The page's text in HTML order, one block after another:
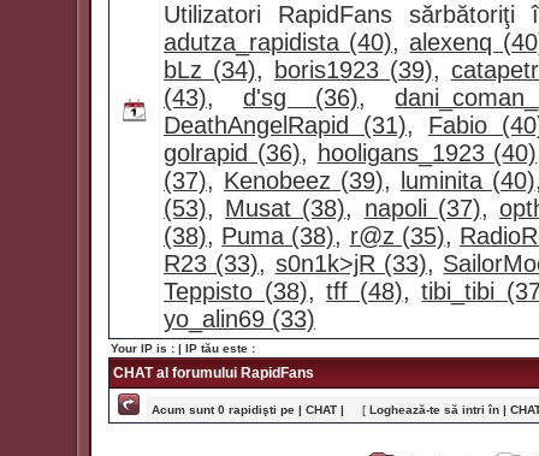
Utilizatori RapidFans
adutza_rapidista (40),alexenq
bLz (34), boris1923 (39),
(43),d'sg (36),
DeathAngelRapid (31), Fabio
golrapid (36), hooligans_1923 (40)
(37), Kenobeez (39), luminita (40)
(53), Musat (38), napoli (37),
(38), Puma (38), r@z (35),
R23 (33), s0n1k>jR (33),
Teppisto (38),tff (48),tibi_tibi
yo_alin69 (33)
Your IP is : | IP tău este :
CHAT al forumului RapidFans
Acum sunt 0 rapidişti pe | CHAT | [ Loghează-te să intri în |